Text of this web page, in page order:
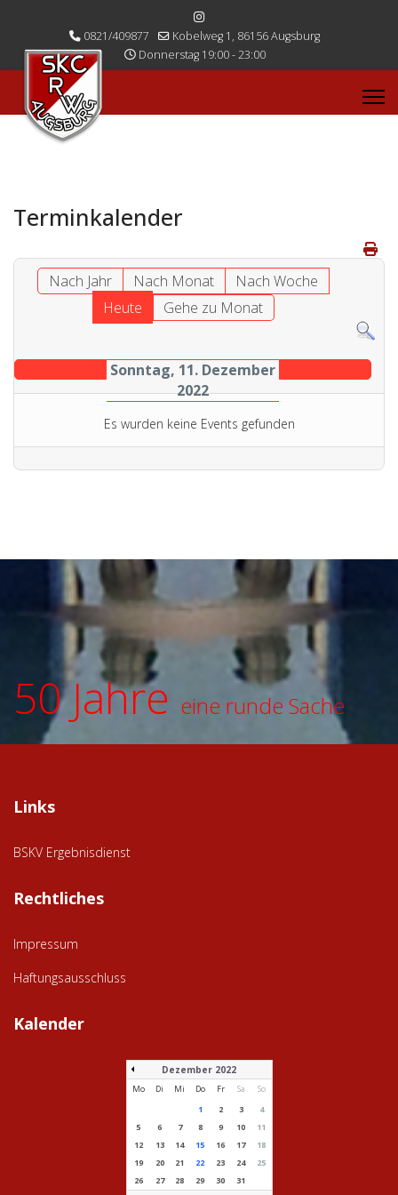
0821/409877
Kobelweg 1, 86156 Augsburg
Donnerstag 19:00 - 23:00
Terminkalender
Nach Jahr Nach Monat
Nach Woche
Heute
Gehe zu Monat
Sonntag, 11. Dezember
2022
Es wurden keine Events gefunden
50 Jahre eine runde Sache
Links
BSKV Ergebnisdienst
Rechtliches
Impressum
Haftungsausschluss
Kalender
Dezember 2022
Mo Di Mi Do Fr Sa
So
1
2 3
4
5
6 7 8 9 10
11
12
13 14 15 16 17
18
19
20 21 22 23 24
25
26
27 28 29 30 31